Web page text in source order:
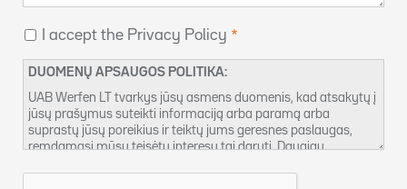
I accept the Privacy Policy
DUOMENŲ APSAUGOS POLITIKA:
UAB Werfen LT tvarkys jūsų asmens duomenis, kad atsakytų į
jūsų prašymus suteikti informaciją arba paramą arba
suprastų jūsų poreikius ir teiktų jums geresnes paslaugas,
remdamasi mūsų teisėtu interesu tai daryti. Daugiau